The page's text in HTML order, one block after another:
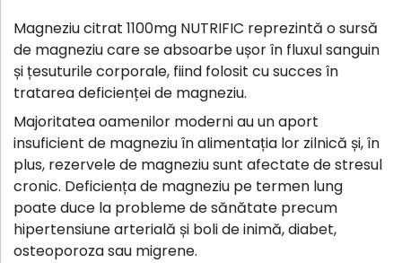
Magneziu citrat 1100mg NUTRIFIC reprezintă o sursă
de magneziu care se absoarbe ușor în fluxul sanguin
și țesuturile corporale, fiind folosit cu succes în
tratarea deficienței de magneziu.
Majoritatea oamenilor moderni au un aport
insuficient de magneziu în alimentația lor zilnică și, în
plus, rezervele de magneziu sunt afectate de stresul
cronic. Deficiența de magneziu pe termen lung
poate duce la probleme de sănătate precum
hipertensiune arterială și boli de inimă, diabet,
osteoporoza sau migrene.